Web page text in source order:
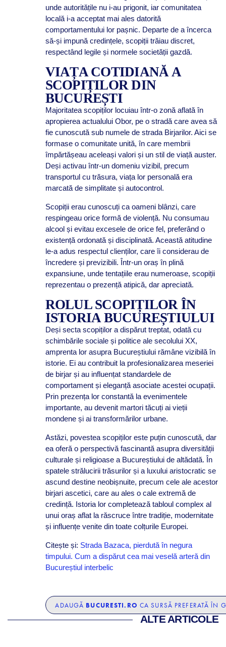
unde autoritățile nu i-au prigonit, iar comunitatea
locală i-a acceptat mai ales datorită
comportamentului lor pașnic. Departe de a încerca
să-și impună credințele, scopiții trăiau discret,
respectând legile și normele societății gazdă.
VIAȚA COTIDIANĂ A
SCOPIȚILOR DIN
BUCUREȘTI
Majoritatea scopiților locuiau într-o zonă aflată în
apropierea actualului Obor, pe o stradă care avea să
fie cunoscută sub numele de strada Birjarilor. Aici se
formase o comunitate unită, în care membrii
împărtășeau aceleași valori și un stil de viață auster.
Deși activau într-un domeniu vizibil, precum
transportul cu trăsura, viața lor personală era
marcată de simplitate și autocontrol.
Scopiții erau cunoscuți ca oameni blânzi, care
respingeau orice formă de violență. Nu consumau
alcool și evitau excesele de orice fel, preferând o
existență ordonată și disciplinată. Această atitudine
le-a adus respectul clienților, care îi considerau de
încredere și previzibili. Într-un oraș în plină
expansiune, unde tentațiile erau numeroase, scopiții
reprezentau o prezență atipică, dar apreciată.
ROLUL SCOPIȚILOR ÎN
ISTORIA BUCUREȘTIULUI
Deși secta scopiților a dispărut treptat, odată cu
schimbările sociale și politice ale secolului XX,
amprenta lor asupra Bucureștiului rămâne vizibilă în
istorie. Ei au contribuit la profesionalizarea meseriei
de birjar și au influențat standardele de
comportament și eleganță asociate acestei ocupații.
Prin prezența lor constantă la evenimentele
importante, au devenit martori tăcuți ai vieții
mondene și ai transformărilor urbane.
Astăzi, povestea scopiților este puțin cunoscută, dar
ea oferă o perspectivă fascinantă asupra diversității
culturale și religioase a Bucureștiului de altădată. În
spatele strălucirii trăsurilor și a luxului aristocratic se
ascund destine neobișnuite, precum cele ale acestor
birjari ascetici, care au ales o cale extremă de
credință. Istoria lor completează tabloul complex al
unui oraș aflat la răscruce între tradiție, modernitate
și influențe venite din toate colțurile Europei.
Citește și: Strada Bazaca, pierdută în negura
timpului. Cum a dispărut cea mai veselă arteră din
Bucureștiul interbelic
ADAUGĂ BUCURESTI.RO CA SURSĂ PREFERATĂ ÎN
ALTE ARTICOLE